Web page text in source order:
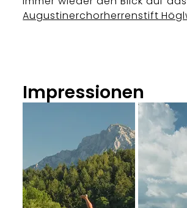
Augustinerchorherrenstift
Impressionen